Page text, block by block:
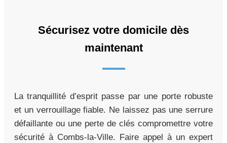
Sécurisez votre domicile dès
maintenant
La tranquillité d’esprit passe par une porte robuste
et un verrouillage fiable. Ne laissez pas une serrure
défaillante ou une perte de clés compromettre votre
sécurité à Combs-la-Ville. Faire appel à un expert